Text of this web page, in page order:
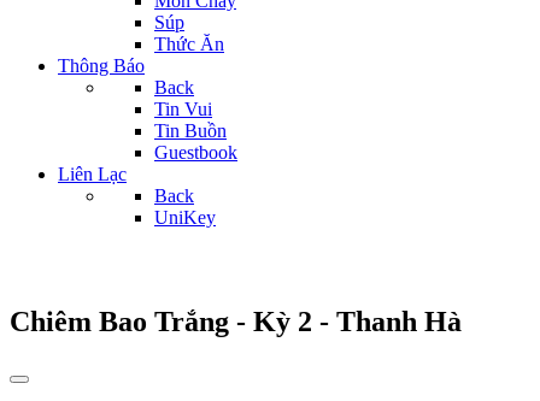
Súp
Thức Ăn
Thông Báo
Back
Tin Vui
Tin Buồn
Guestbook
Liên Lạc
Back
UniKey
Chiêm Bao Trắng - Kỳ 2 - Thanh Hà